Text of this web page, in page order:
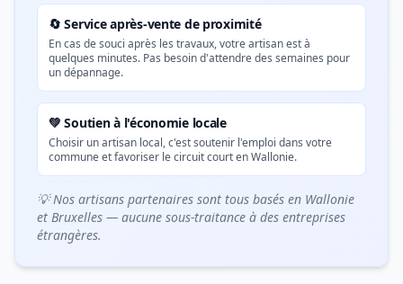
🔄 Service après-vente de proximité
En cas de souci après les travaux, votre artisan est à
quelques minutes. Pas besoin d'attendre des semaines pour
un dépannage.
💚 Soutien à l'économie locale
Choisir un artisan local, c'est soutenir l'emploi dans votre
commune et favoriser le circuit court en Wallonie.
💡 Nos artisans partenaires sont tous basés en Wallonie
et Bruxelles — aucune sous-traitance à des entreprises
étrangères.